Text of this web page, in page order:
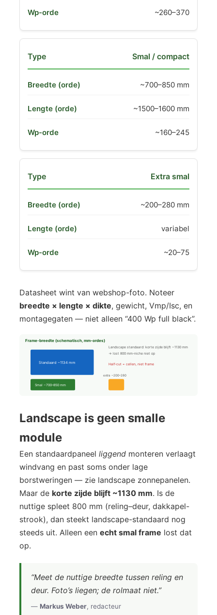
~260–370
Smal / compact
~700–850 mm
~1500–1600 mm
~160–245
Extra smal
~200–280 mm
variabel
~20–75
Datasheet wint van webshop-foto. Noteer
breedte × lengte × dikte, gewicht, Vmp/Isc, en
montagegaten — niet alleen “400 Wp full black”.
Frame-breedte (schematisch, mm-ordes)
Standaard ~1134 mm
Smal ~700–850 mm
extra ~200–280
Landscape standaard: korte zijde blijft ~1130 mm
→ lost 800 mm-niche niet op
Half-cut = cellen, niet frame
Landscape is geen smalle
module
Een standaardpaneel liggend monteren verlaagt
windvang en past soms onder lage
borstweringen — zie landscape zonnepanelen.
Maar de korte zijde blijft ~1130 mm. Is de
nuttige spleet 800 mm (reling–deur, dakkapel-
strook), dan steekt landscape-standaard nog
steeds uit. Alleen een echt smal frame lost dat
op.
“Meet de nuttige breedte tussen reling en
deur. Foto’s liegen; de rolmaat niet.”
— Markus Weber, redacteur